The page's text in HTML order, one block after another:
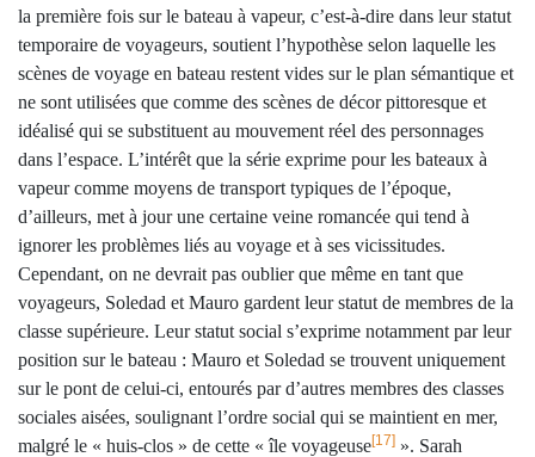
la première fois sur le bateau à vapeur, c’est-à-dire dans leur statut
temporaire de voyageurs, soutient l’hypothèse selon laquelle les
scènes de voyage en bateau restent vides sur le plan sémantique et
ne sont utilisées que comme des scènes de décor pittoresque et
idéalisé qui se substituent au mouvement réel des personnages
dans l’espace. L’intérêt que la série exprime pour les bateaux à
vapeur comme moyens de transport typiques de l’époque,
d’ailleurs, met à jour une certaine veine romancée qui tend à
ignorer les problèmes liés au voyage et à ses vicissitudes.
Cependant, on ne devrait pas oublier que même en tant que
voyageurs, Soledad et Mauro gardent leur statut de membres de la
classe supérieure. Leur statut social s’exprime notamment par leur
position sur le bateau : Mauro et Soledad se trouvent uniquement
sur le pont de celui-ci, entourés par d’autres membres des classes
sociales aisées, soulignant l’ordre social qui se maintient en mer,
malgré le « huis-clos » de cette « île voyageuse[17] ». Sarah